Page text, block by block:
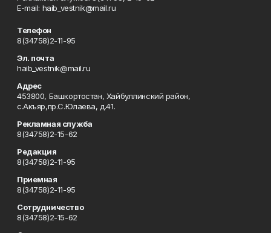
Е-mаil: haib_vestnik@mail.ru
Телефон
8(34758)2-11-95
Эл. почта
haib_vestnik@mail.ru
Адрес
453800, Башкортостан, Хайбуллинский район,
с.Акъяр,пр.С.Юлаева, д.41.
Рекламная служба
8(34758)2-15-62
Редакция
8(34758)2-11-95
Приемная
8(34758)2-11-95
Сотрудничество
8(34758)2-15-62